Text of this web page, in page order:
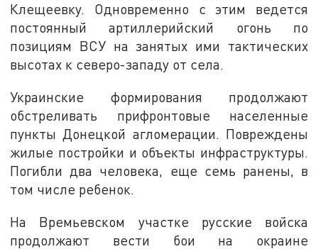
Клещеевку. Одновременно с этим ведется
постоянный артиллерийский огонь по
позициям ВСУ на занятых ими тактических
высотах к северо-западу от села.
Украинские формирования продолжают
обстреливать прифронтовые населенные
пункты Донецкой агломерации. Повреждены
жилые постройки и объекты инфраструктуры.
Погибли два человека, еще семь ранены, в
том числе ребенок.
На Времьевском участке русские войска
продолжают вести бои на окраине